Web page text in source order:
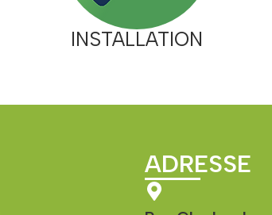
INSTALLATION
ADRESSE